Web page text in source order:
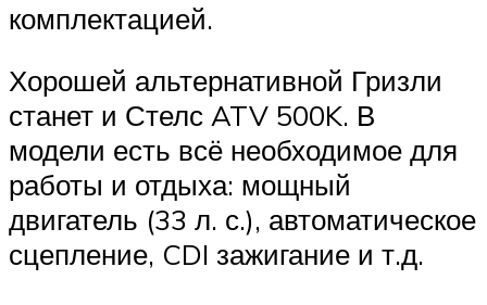
комплектацией.
Хорошей альтернативной Гризли
станет и Стелс ATV 500K. В
модели есть всё необходимое для
работы и отдыха: мощный
двигатель (33 л. с.), автоматическое
сцепление, CDI зажигание и т.д.